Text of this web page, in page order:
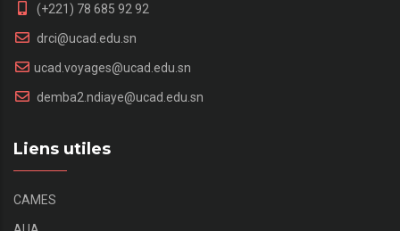
(+221) 78 685 92 92
drci@ucad.edu.sn
ucad.voyages@ucad.edu.sn
demba2.ndiaye@ucad.edu.sn
Liens utiles
CAMES